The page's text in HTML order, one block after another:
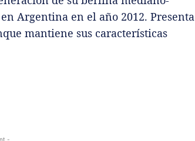
Argentina en el año 2012. Presenta
mantiene sus características
-